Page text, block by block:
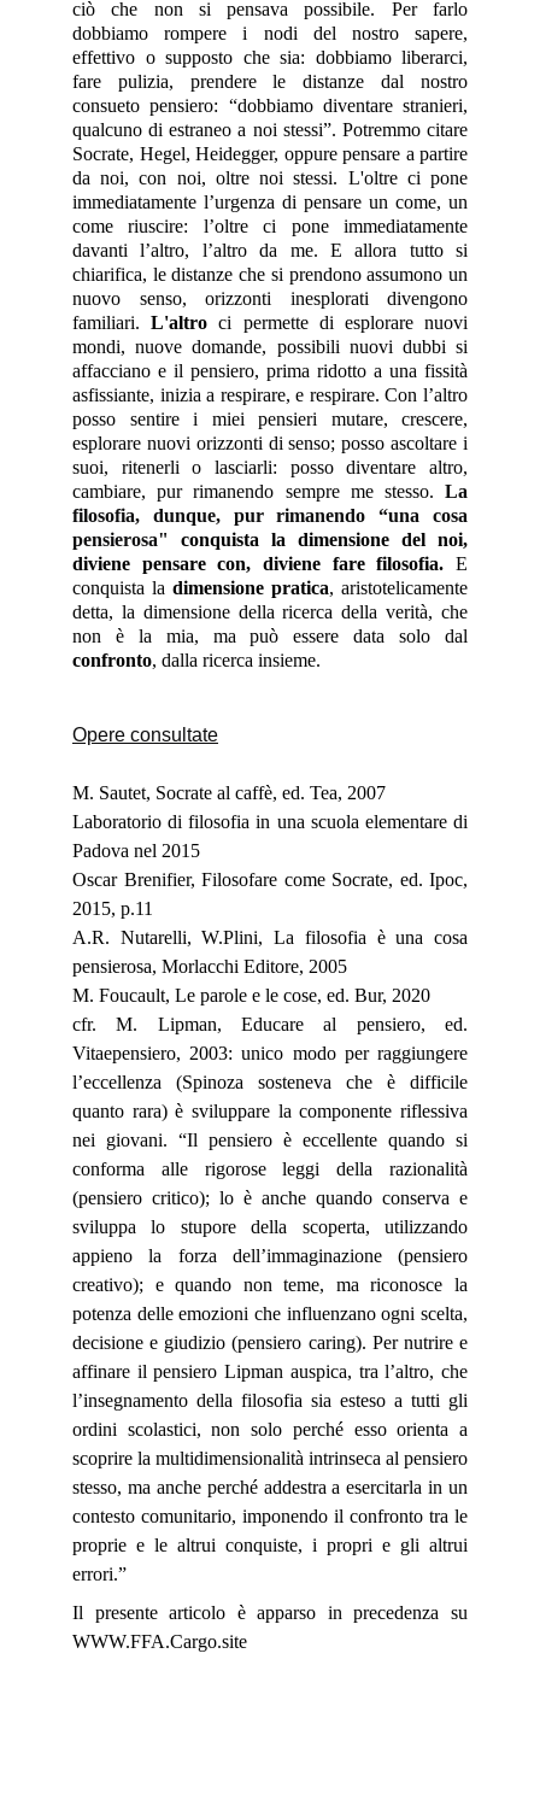
ciò che non si pensava possibile. Per farlo
dobbiamo rompere i nodi del nostro sapere,
effettivo o supposto che sia: dobbiamo liberarci,
fare pulizia, prendere le distanze dal nostro
consueto pensiero: “dobbiamo diventare stranieri,
qualcuno di estraneo a noi stessi”. Potremmo citare
Socrate, Hegel, Heidegger, oppure pensare a partire
da noi, con noi, oltre noi stessi. L'oltre ci pone
immediatamente l’urgenza di pensare un come, un
come riuscire: l’oltre ci pone immediatamente
davanti l’altro, l’altro da me. E allora tutto si
chiarifica, le distanze che si prendono assumono un
nuovo senso, orizzonti inesplorati divengono
familiari.L'altro ci permette di esplorare nuovi
mondi, nuove domande, possibili nuovi dubbi si
affacciano e il pensiero, prima ridotto a una fissità
asfissiante, inizia a respirare, e respirare. Con l’altro
posso sentire i miei pensieri mutare, crescere,
esplorare nuovi orizzonti di senso; posso ascoltare i
suoi, ritenerli o lasciarli: posso diventare altro,
cambiare, pur rimanendo sempre me stesso. La
filosofia, dunque, pur rimanendo “una cosa
pensierosa" conquista la dimensione del noi,
diviene pensare con, diviene fare filosofia. E
conquista la dimensione pratica, aristotelicamente
detta, la dimensione della ricerca della verità, che
non è la mia, ma può essere data solo dal
confronto, dalla ricerca insieme.
Opere consultate
M. Sautet, Socrate al caffè, ed. Tea, 2007
Laboratorio di filosofia in una scuola elementare di
Padova nel 2015
Oscar Brenifier, Filosofare come Socrate, ed. Ipoc,
2015, p.11
A.R. Nutarelli, W.Plini, La filosofia è una cosa
pensierosa, Morlacchi Editore, 2005
M. Foucault, Le parole e le cose, ed. Bur, 2020
cfr. M. Lipman, Educare al pensiero, ed.
Vitaepensiero, 2003: unico modo per raggiungere
l’eccellenza (Spinoza sosteneva che è difficile
quanto rara) è sviluppare la componente riflessiva
nei giovani. “Il pensiero è eccellente quando si
conforma alle rigorose leggi della razionalità
(pensiero critico); lo è anche quando conserva e
sviluppa lo stupore della scoperta, utilizzando
appieno la forza dell’immaginazione (pensiero
creativo); e quando non teme, ma riconosce la
potenza delle emozioni che influenzano ogni scelta,
decisione e giudizio (pensiero caring). Per nutrire e
affinare il pensiero Lipman auspica, tra l’altro, che
l’insegnamento della filosofia sia esteso a tutti gli
ordini scolastici, non solo perché esso orienta a
scoprire la multidimensionalità intrinseca al pensiero
stesso, ma anche perché addestra a esercitarla in un
contesto comunitario, imponendo il confronto tra le
proprie e le altrui conquiste, i propri e gli altrui
errori.”
Il presente articolo è apparso in precedenza su
WWW.FFA.Cargo.site